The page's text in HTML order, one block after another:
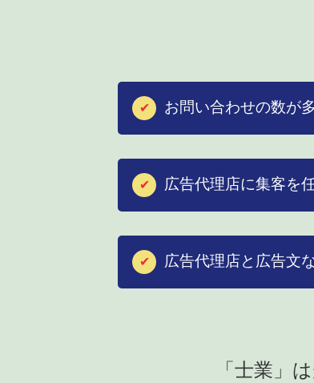
✔︎ お問い合わせの数が
✔︎ 広告代理店に集客を
✔︎ 広告代理店と広告文
「士業」